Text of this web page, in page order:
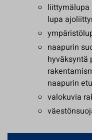
liittymälupa
lupa
naapurin
hyväksyntä
naapurin
valokuvia